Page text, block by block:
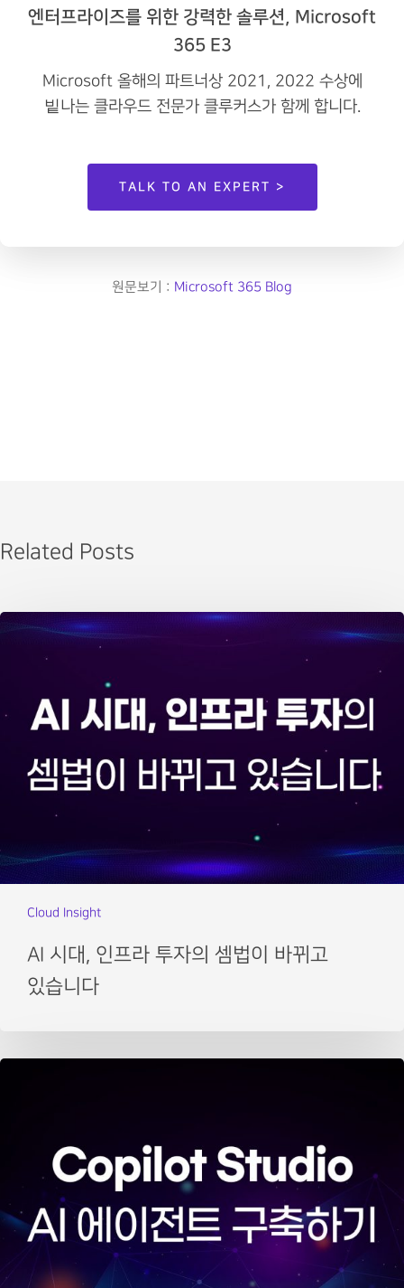
엔터프라이즈를 위한 강력한 솔루션, Microsoft
365 E3
Microsoft 올해의 파트너상 2021, 2022 수상에
빝나는 클라우드 전문가 클루커스가 함께 합니다.
TALK TO AN EXPERT >
원문보기 : Microsoft 365 Blog
Related Posts
Cloud Insight
AI 시대, 인프라 투자의 셈법이 바뀌고
있습니다